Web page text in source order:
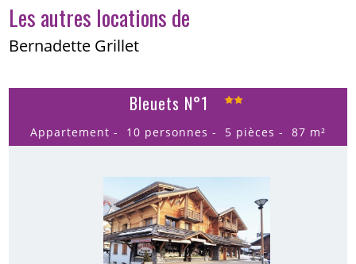
Les autres locations de
Bernadette Grillet
Bleuets N°1
Appartement 10 personnes 5 pièces 87 m²